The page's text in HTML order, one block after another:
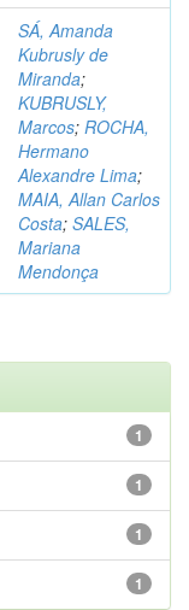
SÁ, Amanda
Kubrusly de
Miranda;
KUBRUSLY,
Marcos; ROCHA,
Hermano
Alexandre Lima;
MAIA, Allan Carlos
Costa; SALES,
Mariana
Mendonça
1
1
1
1